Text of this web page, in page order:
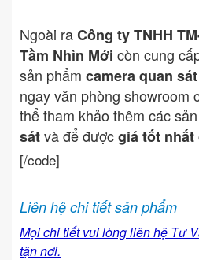
Ngoài raCông ty TNHH
Tầm Nhìn Mới còn cung
sản phẩm camera quan sát
ngay văn phòng showroom
thể tham khảo thêm các
sátvà để đượcgiá tốt nhất
[/code]
Liên hệ chi tiết sản phẩm
Mọi chi tiết vui lòng liên hệ Tư
tận nơi.